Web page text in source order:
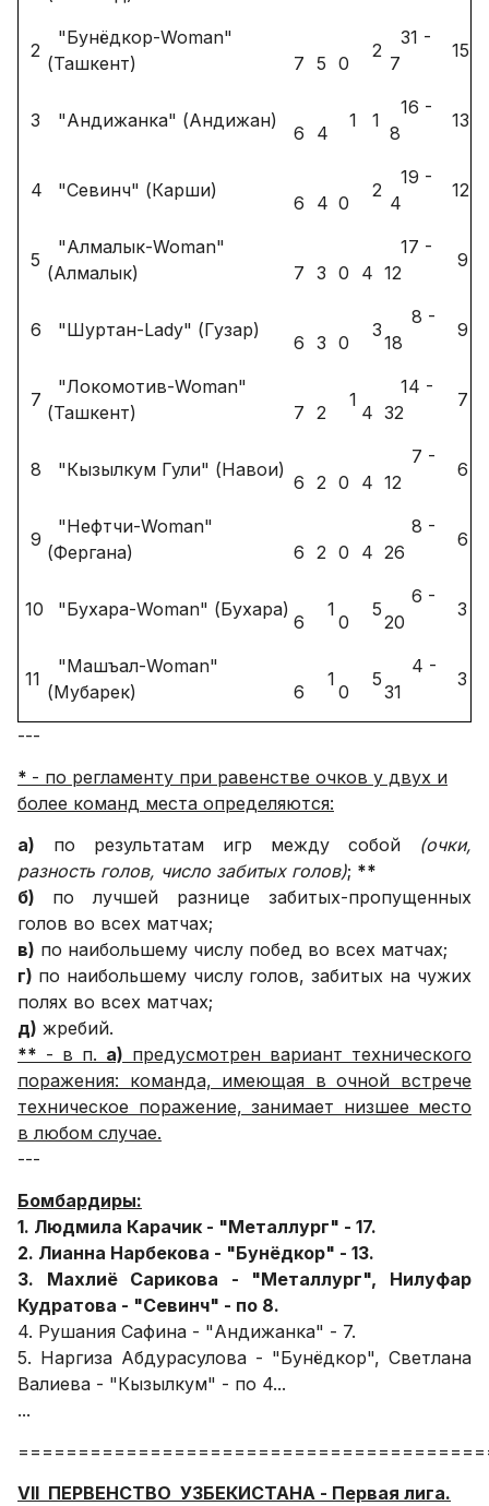
2
"Бунёдкор-Woman"
(Ташкент)
7 5 0
2
31 -
7
15
3 "Андижанка" (Андижан)
6 4
1 1
16 -
8
13
4 "Севинч" (Карши)
6 4 0
2
19 -
4
12
5
"Алмалык-Woman"
(Алмалык)
7 3 0 4
17 -
12
9
6 "Шуртан-Lady" (Гузар)
6 3 0
3
8 -
18
9
7
"Локомотив-Woman"
(Ташкент)
7 2
1
4
14 -
32
7
8 "Кызылкум Гули" (Навои)
6 2 0 4
7 -
12
6
9
"Нефтчи-Woman"
(Фергана)
6 2 0 4
8 -
26
6
10 "Бухара-Woman" (Бухара)
6
1
0
5
6 -
20
3
11
"Машъал-Woman"
(Мубарек)
6
1
0
5
4 -
31
3
---
* - по регламенту при равенстве очков у двух и
более команд места определяются:
а) по результатам игр между собой (очки,
разность голов, число забитых голов); **
б) по лучшей разнице забитых-пропущенных
голов во всех матчах;
в) по наибольшему числу побед во всех матчах;
г) по наибольшему числу голов, забитых на чужих
полях во всех матчах;
д) жребий.
** - в п. а) предусмотрен вариант технического
поражения: команда, имеющая в очной встрече
техническое поражение, занимает низшее место
в любом случае.
---
Бомбардиры:
1. Людмила Карачик - "Металлург" - 17.
2. Лианна Нарбекова - "Бунёдкор" - 13.
3. Махлиё Сарикова - "Металлург", Нилуфар
Кудратова - "Севинч" - по 8.
4. Рушания Сафина - "Андижанка" - 7.
5. Наргиза Абдурасулова - "Бунёдкор", Светлана
Валиева - "Кызылкум" - по 4...
...
VII ПЕРВЕНСТВО УЗБЕКИСТАНА - Первая лига.